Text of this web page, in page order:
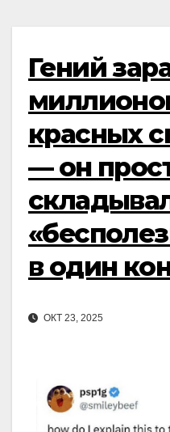
Гений
красных
— он
в один
ОКТ 23, 2025